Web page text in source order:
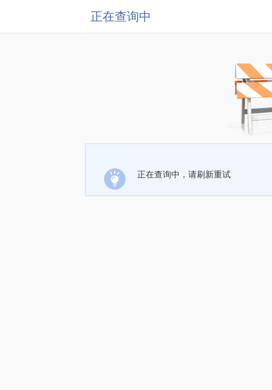
正在查询中
正在查询中，请刷新重试